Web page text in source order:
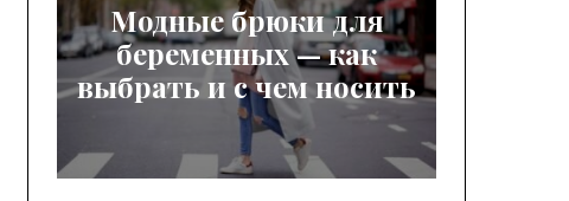
Модные брюки для
беременных — как
выбрать и с чем носить